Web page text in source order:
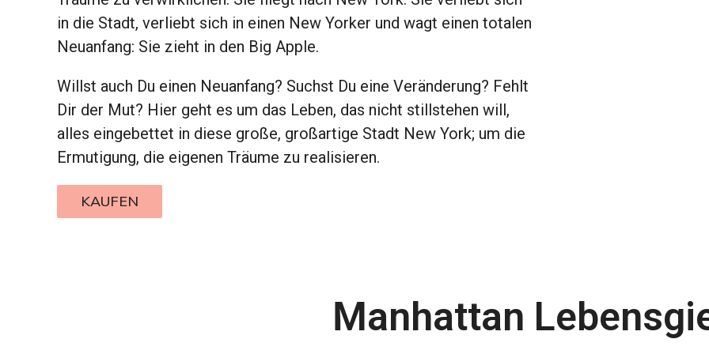
in die Stadt, verliebt sich in einen New Yorker und wagt einen totalen
Neuanfang: Sie zieht in den Big Apple.
Willst auch Du einen Neuanfang? Suchst Du eine Veränderung? Fehlt
Dir der Mut? Hier geht es um das Leben, das nicht stillstehen will,
alles eingebettet in diese große, großartige Stadt New York; um die
Ermutigung, die eigenen Träume zu realisieren.
KAUFEN
Manhattan